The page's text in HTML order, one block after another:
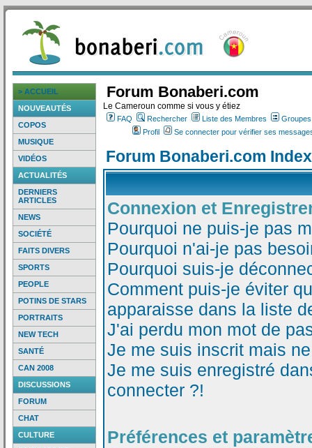
> ACCUEIL
NOUVEAUTÉS
COPOS
MUSIQUE
VIDÉOS
ACTUALITÉS
DERNIERS
ARTICLES
NEWS
SOCIÉTÉ
FAITS DIVERS
SPORTS
PEOPLE
POTINS DE STARS
PORTRAITS
NEW TECH
SANTÉ
CAN 2008
DISCUSSIONS
FORUM
CHAT
CULTURE
Forum Bonaberi.com
Le Cameroun comme si vous y étiez
FAQ Rechercher Liste des Membres
Profil
Se connecter pour vérifier ses
Forum Bonaberi.com
Connexion et
Pourquoi ne puis-je pas
Pourquoi n'ai-je pas
Pourquoi suis-je
Comment puis-je éviter
apparaisse dans la liste
J'ai perdu mon mot de
Je me suis inscrit mais
Je me suis enregistré
connecter ?!
Préférences et